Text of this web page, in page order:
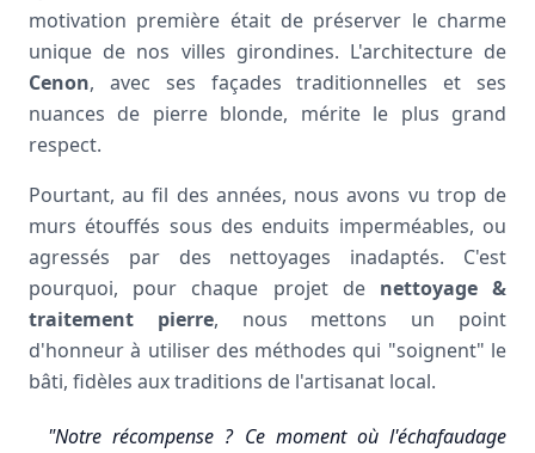
motivation première était de préserver le charme
unique de nos villes girondines. L'architecture de
Cenon, avec ses façades traditionnelles et ses
nuances de pierre blonde, mérite le plus grand
respect.
Pourtant, au fil des années, nous avons vu trop de
murs étouffés sous des enduits imperméables, ou
agressés par des nettoyages inadaptés. C'est
pourquoi, pour chaque projet de nettoyage &
traitement pierre, nous mettons un point
d'honneur à utiliser des méthodes qui "soignent" le
bâti, fidèles aux traditions de l'artisanat local.
"Notre récompense ? Ce moment où l'échafaudage